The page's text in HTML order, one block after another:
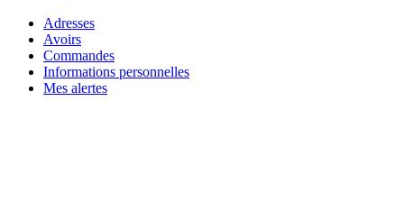
Adresses
Avoirs
Commandes
Informations personnelles
Mes alertes